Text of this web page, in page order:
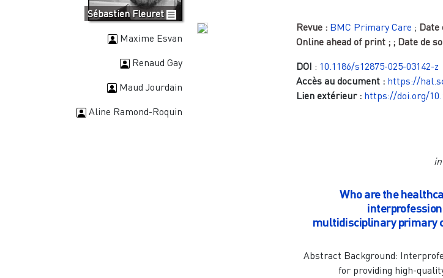
Sébastien Fleuret
Maxime Esvan
Renaud Gay
Maud Jourdain
Aline Ramond-Roquin
Revue : BMC Primary Care ; Date
Online ahead of print ; ; Date de
DOI : 10.1186/s12875-025-03142-z
Accès au document : https://
Lien extérieur : https://doi.org/
in
Who are the
multidisciplinary primary
Abstract Background:
for providing high-